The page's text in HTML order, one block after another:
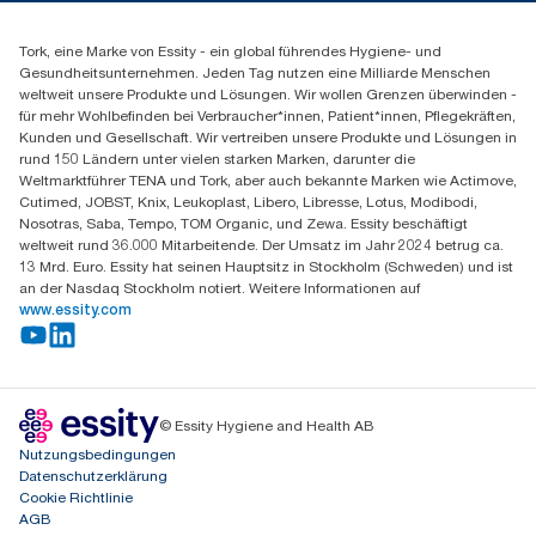
Spenderreklamation
+49 (0)621/778 4700
Essity Professional Hygiene Germany GmbH
Sandhofer Straße 176
68305 Mannheim
Mo-Do 8:00-16:30 Uhr | Fr 8:00-15:00
Tork, eine Marke von Essity - ein global führendes Hygiene- und
Gesundheitsunternehmen. Jeden Tag nutzen eine Milliarde Menschen
weltweit unsere Produkte und Lösungen. Wir wollen Grenzen überwinden -
für mehr Wohlbefinden bei Verbraucher*innen, Patient*innen, Pflegekräften,
Kunden und Gesellschaft. Wir vertreiben unsere Produkte und Lösungen in
rund 150 Ländern unter vielen starken Marken, darunter die
Weltmarktführer TENA und Tork, aber auch bekannte Marken wie Actimove,
Cutimed, JOBST, Knix, Leukoplast, Libero, Libresse, Lotus, Modibodi,
Nosotras, Saba, Tempo, TOM Organic, und Zewa. Essity beschäftigt
weltweit rund 36.000 Mitarbeitende. Der Umsatz im Jahr 2024 betrug ca.
13 Mrd. Euro. Essity hat seinen Hauptsitz in Stockholm (Schweden) und ist
an der Nasdaq Stockholm notiert. Weitere Informationen auf
www.essity.com
© Essity Hygiene and Health AB
Nutzungsbedingungen
Datenschutzerklärung
Cookie Richtlinie
AGB